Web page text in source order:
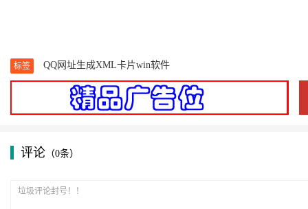
标签 QQ网址生成XML卡片win软件
评论 （0条）